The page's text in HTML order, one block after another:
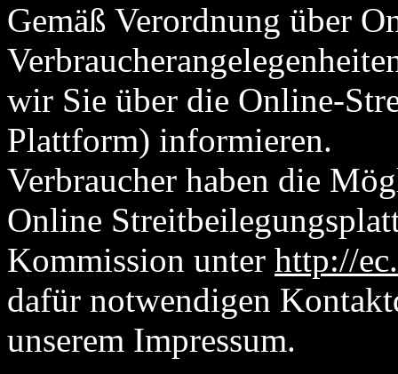
Gemäß Verordnung über
wir Sie über die Online-
Plattform) informieren.
Verbraucher haben die
Online
Kommission unter http://
dafür notwendigen
unserem Impressum.